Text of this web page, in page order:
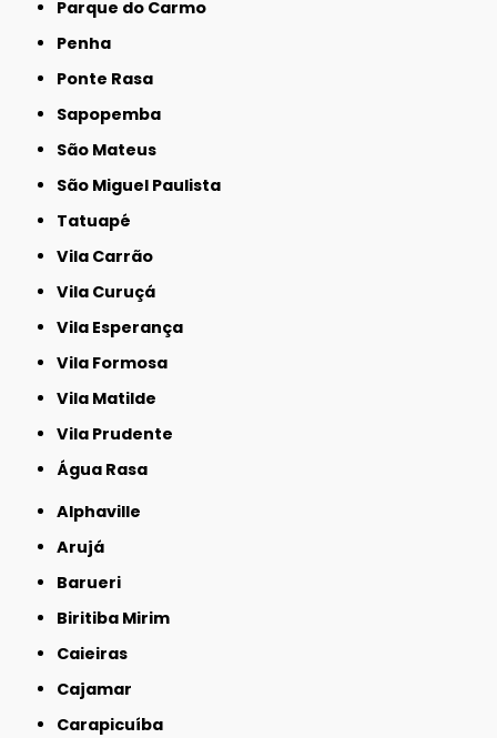
Parque do Carmo
Penha
Ponte Rasa
Sapopemba
São Mateus
São Miguel Paulista
Tatuapé
Vila Carrão
Vila Curuçá
Vila Esperança
Vila Formosa
Vila Matilde
Vila Prudente
Água Rasa
Alphaville
Arujá
Barueri
Biritiba Mirim
Caieiras
Cajamar
Carapicuíba